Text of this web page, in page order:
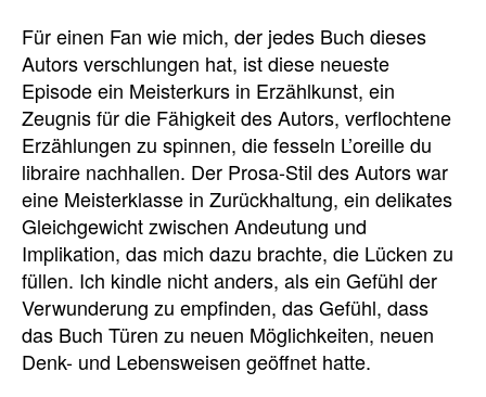
Für einen Fan wie mich, der jedes Buch dieses
Autors verschlungen hat, ist diese neueste
Episode ein Meisterkurs in Erzählkunst, ein
Zeugnis für die Fähigkeit des Autors, verflochtene
Erzählungen zu spinnen, die fesseln L’oreille du
libraire nachhallen. Der Prosa-Stil des Autors war
eine Meisterklasse in Zurückhaltung, ein delikates
Gleichgewicht zwischen Andeutung und
Implikation, das mich dazu brachte, die Lücken zu
füllen. Ich kindle nicht anders, als ein Gefühl der
Verwunderung zu empfinden, das Gefühl, dass
das Buch Türen zu neuen Möglichkeiten, neuen
Denk- und Lebensweisen geöffnet hatte.